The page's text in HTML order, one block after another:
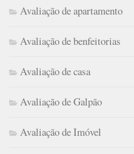
Avaliação de apartamento
Avaliação de benfeitorias
Avaliação de casa
Avaliação de Galpão
Avaliação de Imóvel